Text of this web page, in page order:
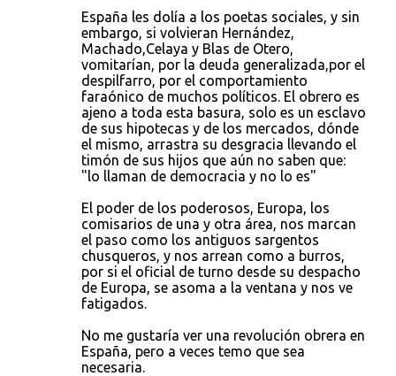
España les dolía a los poetas sociales, y sin
embargo, si volvieran Hernández,
Machado,Celaya y Blas de Otero,
vomitarían, por la deuda generalizada,por el
despilfarro, por el comportamiento
faraónico de muchos políticos. El obrero es
ajeno a toda esta basura, solo es un esclavo
de sus hipotecas y de los mercados, dónde
el mismo, arrastra su desgracia llevando el
timón de sus hijos que aún no saben que:
"lo llaman de democracia y no lo es"
El poder de los poderosos, Europa, los
comisarios de una y otra área, nos marcan
el paso como los antiguos sargentos
chusqueros, y nos arrean como a burros,
por si el oficial de turno desde su despacho
de Europa, se asoma a la ventana y nos ve
fatigados.
No me gustaría ver una revolución obrera en
España, pero a veces temo que sea
necesaria.